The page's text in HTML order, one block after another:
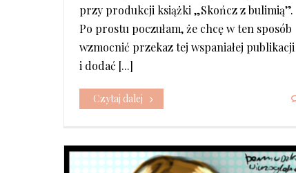
przy produkcji książki „Skończ z bulimią”.
Po prostu poczułam, że chcę w ten sposób
wzmocnić przekaz tej wspaniałej publikacji
i dodać [...]
Czytaj dalej